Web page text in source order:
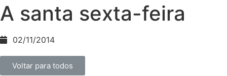
A santa sexta-feira
02/11/2014
Voltar para todos